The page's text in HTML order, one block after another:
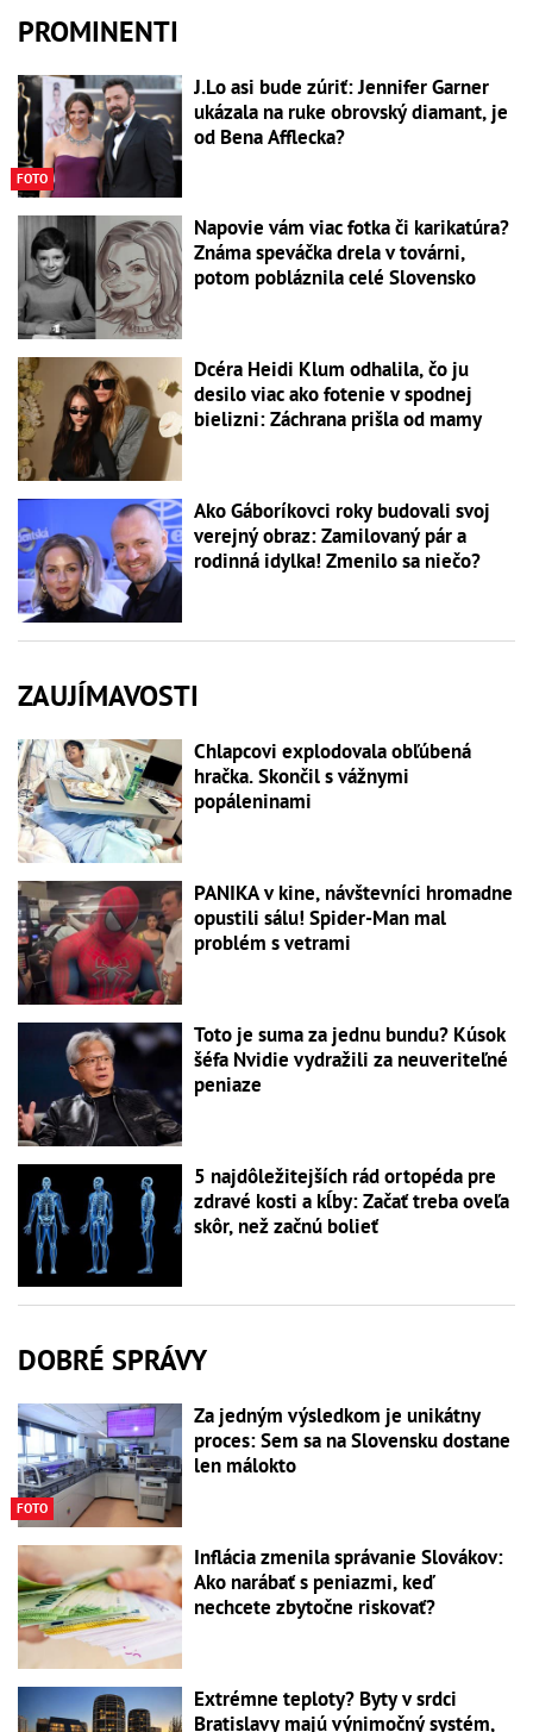
PROMINENTI
FOTO
J.Lo asi bude zúriť: Jennifer Garner
ukázala na ruke obrovský diamant, je
od Bena Afflecka?
Napovie vám viac fotka či karikatúra?
Známa speváčka drela v továrni,
potom pobláznila celé Slovensko
Dcéra Heidi Klum odhalila, čo ju
desilo viac ako fotenie v spodnej
bielizni: Záchrana prišla od mamy
Ako Gáboríkovci roky budovali svoj
verejný obraz: Zamilovaný pár a
rodinná idylka! Zmenilo sa niečo?
ZAUJÍMAVOSTI
Chlapcovi explodovala obľúbená
hračka. Skončil s vážnymi
popáleninami
PANIKA v kine, návštevníci hromadne
opustili sálu! Spider-Man mal
problém s vetrami
Toto je suma za jednu bundu? Kúsok
šéfa Nvidie vydražili za neuveriteľné
peniaze
5 najdôležitejších rád ortopéda pre
zdravé kosti a kĺby: Začať treba oveľa
skôr, než začnú bolieť
DOBRÉ SPRÁVY
FOTO
Za jedným výsledkom je unikátny
proces: Sem sa na Slovensku dostane
len málokto
Inflácia zmenila správanie Slovákov:
Ako narábať s peniazmi, keď
nechcete zbytočne riskovať?
Extrémne teploty? Byty v srdci
Bratislavy majú výnimočný systém,